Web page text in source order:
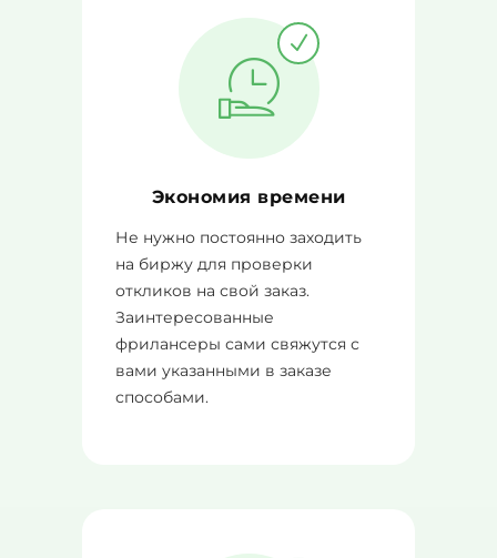
Экономия времени
Не нужно постоянно заходить
на биржу для проверки
откликов на свой заказ.
Заинтересованные
фрилансеры сами свяжутся с
вами указанными в заказе
способами.